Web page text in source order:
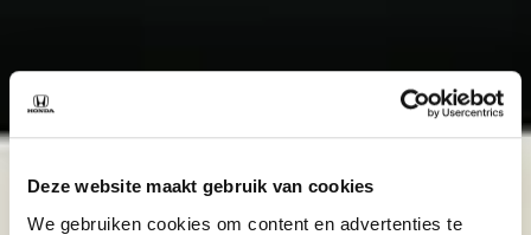
Deze website maakt gebruik van cookies
We gebruiken cookies om content en advertenties te